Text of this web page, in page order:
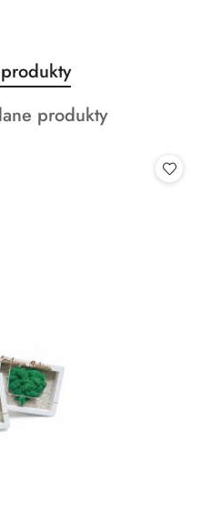
produkty